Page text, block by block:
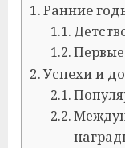
Ранние
Успехи и